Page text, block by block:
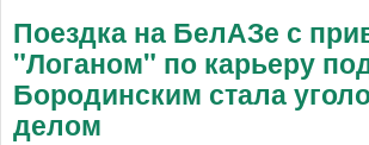
Поездка на БелАЗе с
"Логаном" по карьеру
Бородинским стала
делом